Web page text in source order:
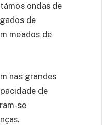
ondas de
de
meados de
nas grandes
de
se